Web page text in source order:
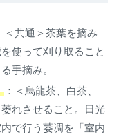
＜共通＞茶葉を摘み
使って刈り取ること
手摘み。
：＜烏龍茶、白茶、
れさせること。日光
で行う萎凋を「室内